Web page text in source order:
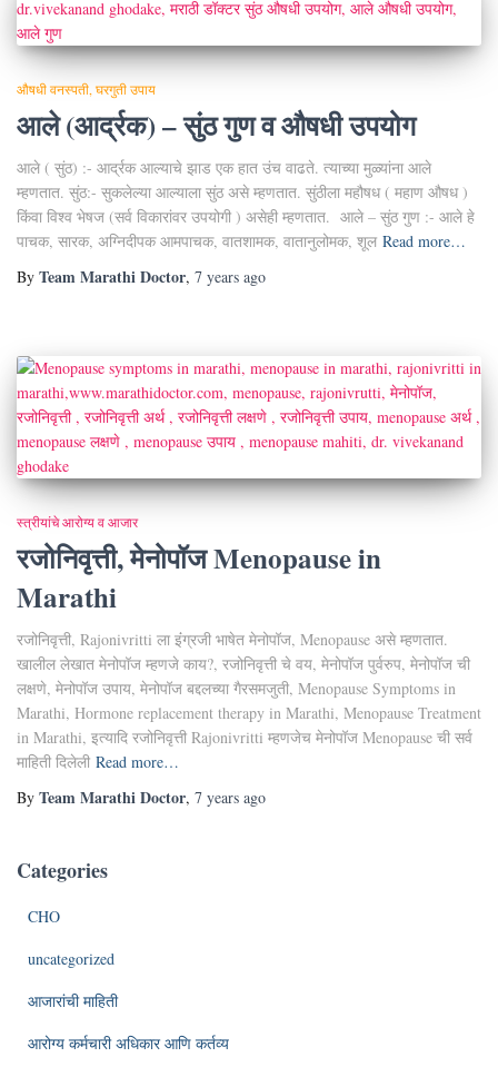
औषधी वनस्पती घरगुती उपाय
आले (आर्द्रक) – सुंठ गुण व औषधी उपयोग
आले ( सुंठ) :- आर्द्रक आल्याचे झाड एक हात उंच वाढते. त्याच्या मुळ्यांना आले
म्हणतात. सुंठ:- सुकलेल्या आल्याला सुंठ असे म्हणतात. सुंठीला महौषध ( महाण औषध )
किंवा विश्व भेषज (सर्व विकारांवर उपयोगी ) असेही म्हणतात. आले – सुंठ गुण :- आले हे
पाचक, सारक, अग्निदीपक आमपाचक, वातशामक, वातानुलोमक, शूल Read more…
By Team Marathi Doctor, 7 years ago
स्त्रीयांचे आरोग्य व आजार
रजोनिवृत्ती, मेनोपॉज Menopause in
Marathi
रजोनिवृत्ती, Rajonivritti ला इंंग्रजी भाषेत मेनोपॉज, Menopause असे म्हणतात.
खालील लेखात मेनोपॉज म्हणजे काय?, रजोनिवृत्ती चे वय, मेनोपॉज पुर्वरुप, मेनोपॉज ची
लक्षणे, मेनोपॉज उपाय, मेनोपॉज बद्दलच्या गैरसमजुती, Menopause Symptoms in
Marathi, Hormone replacement therapy in Marathi, Menopause Treatment
in Marathi, इत्यादि रजोनिवृत्ती Rajonivritti म्हणजेच मेनोपॉज Menopause ची सर्व
माहिती दिलेली Read more…
By Team Marathi Doctor, 7 years ago
Categories
CHO
uncategorized
आजारांची माहिती
आरोग्य कर्मचारी अधिकार आणि कर्तव्य